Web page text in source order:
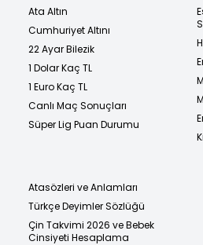
Ata Altın
Cumhuriyet Altını
22 Ayar Bilezik
1 Dolar Kaç TL
1 Euro Kaç TL
Canlı Maç Sonuçları
Süper Lig Puan Durumu
Atasözleri ve Anlamları
Türkçe Deyimler Sözlüğü
Çin Takvimi 2026 ve Bebek
Cinsiyeti Hesaplama